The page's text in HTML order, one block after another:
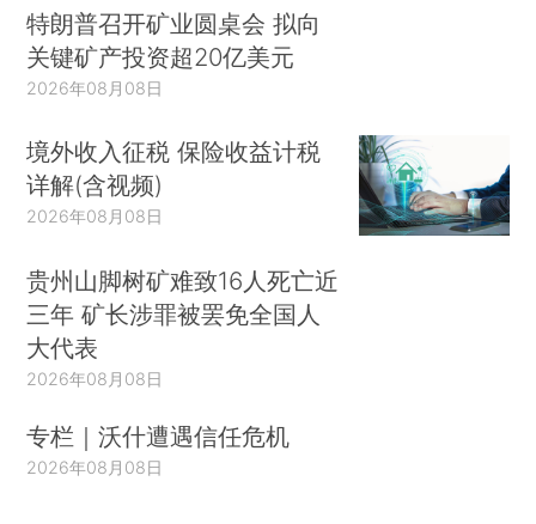
特朗普召开矿业圆桌会 拟向
关键矿产投资超20亿美元
2026年08月08日
境外收入征税 保险收益计税
详解(含视频)
2026年08月08日
贵州山脚树矿难致16人死亡近
三年 矿长涉罪被罢免全国人
大代表
2026年08月08日
专栏｜沃什遭遇信任危机
2026年08月08日